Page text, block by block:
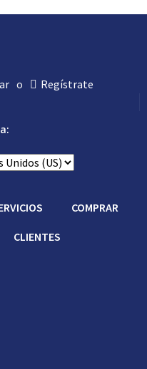
o
Regístrate
COMPRAR
CLIENTES
Con Asistencia